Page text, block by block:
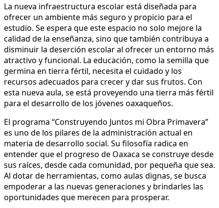
La nueva infraestructura escolar está diseñada para
ofrecer un ambiente más seguro y propicio para el
estudio. Se espera que este espacio no solo mejore la
calidad de la enseñanza, sino que también contribuya a
disminuir la deserción escolar al ofrecer un entorno más
atractivo y funcional. La educación, como la semilla que
germina en tierra fértil, necesita el cuidado y los
recursos adecuados para crecer y dar sus frutos. Con
esta nueva aula, se está proveyendo una tierra más fértil
para el desarrollo de los jóvenes oaxaqueños.
El programa “Construyendo Juntos mi Obra Primavera”
es uno de los pilares de la administración actual en
materia de desarrollo social. Su filosofía radica en
entender que el progreso de Oaxaca se construye desde
sus raíces, desde cada comunidad, por pequeña que sea.
Al dotar de herramientas, como aulas dignas, se busca
empoderar a las nuevas generaciones y brindarles las
oportunidades que merecen para prosperar.